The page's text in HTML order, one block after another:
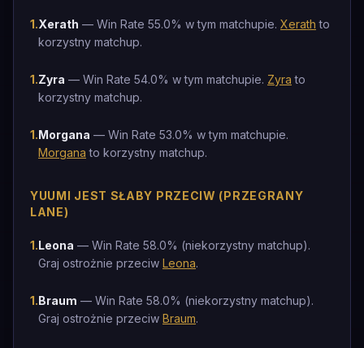
1.Xerath — Win Rate 55.0% w tym matchupie. Xerath to
korzystny matchup.
1.Zyra — Win Rate 54.0% w tym matchupie. Zyra to
korzystny matchup.
1.Morgana — Win Rate 53.0% w tym matchupie.
Morgana to korzystny matchup.
YUUMI JEST SŁABY PRZECIW (PRZEGRANY
LANE)
1.Leona — Win Rate 58.0% (niekorzystny matchup).
Graj ostrożnie przeciw Leona.
1.Braum — Win Rate 58.0% (niekorzystny matchup).
Graj ostrożnie przeciw Braum.